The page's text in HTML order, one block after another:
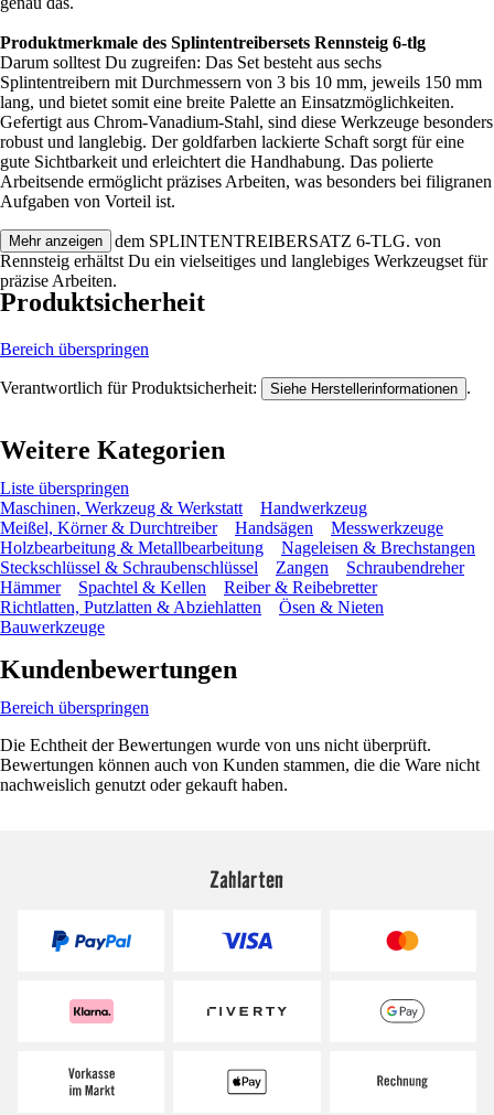
Produktmerkmale des Splintentreibersets Rennsteig 6-tlg
Darum solltest Du zugreifen: Das Set besteht aus sechs
Splintentreibern mit Durchmessern von 3 bis 10 mm, jeweils 150 mm
lang, und bietet somit eine breite Palette an Einsatzmöglichkeiten.
Gefertigt aus Chrom-Vanadium-Stahl, sind diese Werkzeuge besonders
robust und langlebig. Der goldfarben lackierte Schaft sorgt für eine
gute Sichtbarkeit und erleichtert die Handhabung. Das polierte
Arbeitsende ermöglicht präzises Arbeiten, was besonders bei filigranen
Aufgaben von Vorteil ist.
Festgezurrt: Mit dem SPLINTENTREIBERSATZ 6-TLG. von
Rennsteig erhältst Du ein vielseitiges und langlebiges Werkzeugset für
präzise Arbeiten.
Mehr anzeigen
Produktsicherheit
Bereich überspringen
Verantwortlich für Produktsicherheit: Siehe Herstellerinformationen .
Weitere Kategorien
Liste überspringen
Maschinen, Werkzeug & Werkstatt
Handwerkzeug
Meißel, Körner & Durchtreiber
Handsägen
Messwerkzeuge
Holzbearbeitung & Metallbearbeitung
Nageleisen & Brechstangen
Steckschlüssel & Schraubenschlüssel
Zangen
Schraubendreher
Hämmer
Spachtel & Kellen
Reiber & Reibebretter
Richtlatten, Putzlatten & Abziehlatten
Ösen & Nieten
Bauwerkzeuge
Kundenbewertungen
Bereich überspringen
Die Echtheit der Bewertungen wurde von uns nicht überprüft.
Bewertungen können auch von Kunden stammen, die die Ware nicht
nachweislich genutzt oder gekauft haben.
Zahlarten